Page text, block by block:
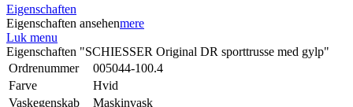
Eigenschaften
Eigenschaften ansehenmere
Luk menu
Eigenschaften "SCHIESSER Original DR sporttrusse med gylp"
Ordrenummer
005044-100.4
Farve
Hvid
Vaskegenskab
Maskinvask